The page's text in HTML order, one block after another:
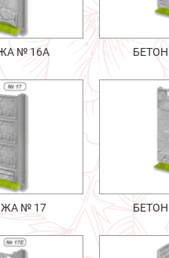
№ 16А
№ 17